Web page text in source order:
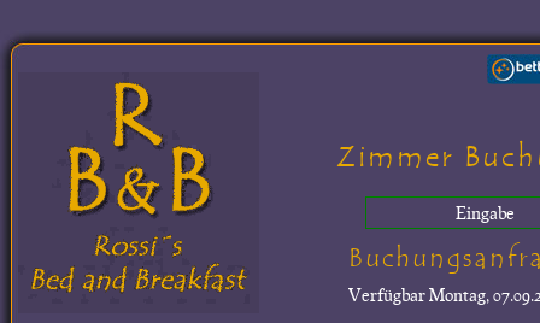
Zimmer
Eingabe
VerfügbarMontag,